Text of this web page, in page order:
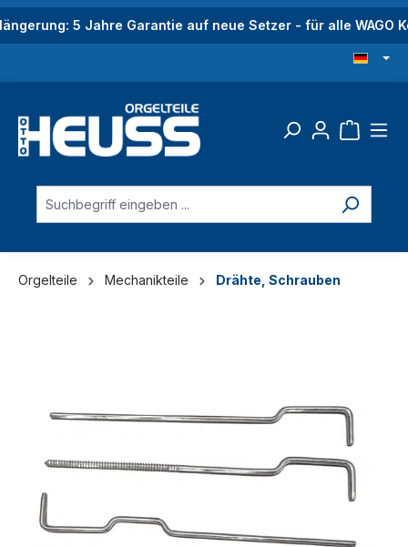
springen5 Jahre Garantie auf neue Setzer - für alle WAGO
Orgelteile Mechanikteile Drähte, Schrauben